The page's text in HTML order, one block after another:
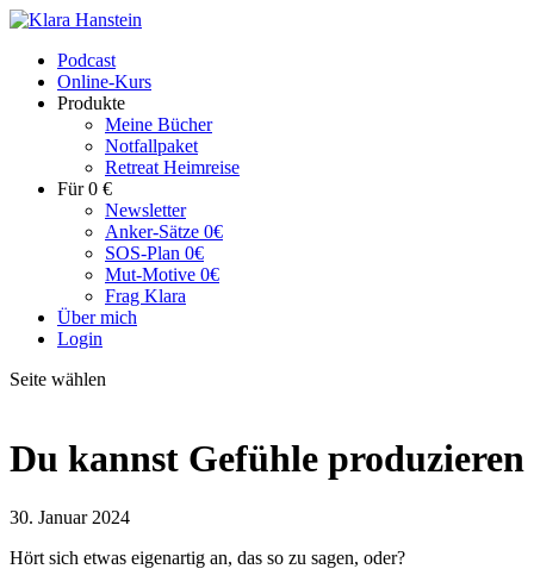
Podcast
Online-Kurs
Produkte
Meine Bücher
Notfallpaket
Retreat Heimreise
Für 0 €
Newsletter
Anker-Sätze 0€
SOS-Plan 0€
Mut-Motive 0€
Frag Klara
Über mich
Login
Seite wählen
Du kannst Gefühle produzieren
30. Januar 2024
Hört sich etwas eigenartig an, das so zu sagen, oder?